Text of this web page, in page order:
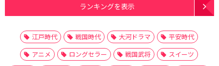
ランキングを表示
江戸時代 戦国時代 大河ドラマ
平安時代
アニメ
ロングセラー 戦国武将
スイーツ